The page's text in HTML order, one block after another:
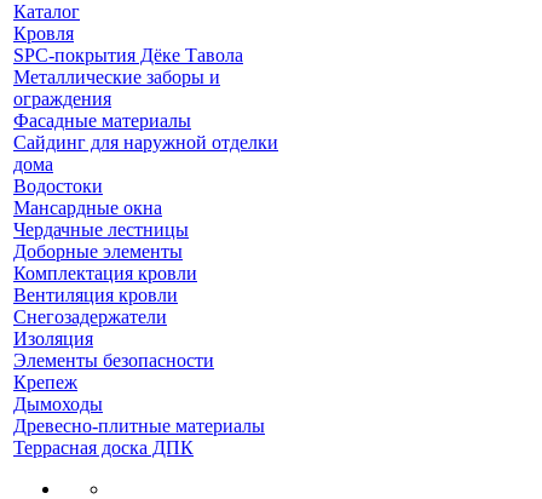
Каталог
Кровля
SPC-покрытия Дёке Тавола
Металлические заборы и
ограждения
Фасадные материалы
Сайдинг для наружной отделки
дома
Водостоки
Мансардные окна
Чердачные лестницы
Доборные элементы
Комплектация кровли
Вентиляция кровли
Снегозадержатели
Изоляция
Элементы безопасности
Крепеж
Дымоходы
Древесно-плитные материалы
Террасная доска ДПК